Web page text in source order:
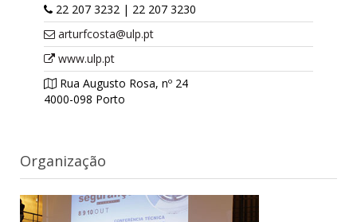
22 207 3232 | 22 207 3230
arturfcosta@ulp.pt
www.ulp.pt
Rua Augusto Rosa, nº 24
4000-098 Porto
Organização